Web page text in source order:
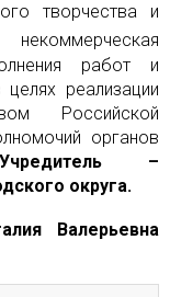
творчества и
работ и
реализации
Российской
органов
Учредитель
–
округа.
Валерьевна